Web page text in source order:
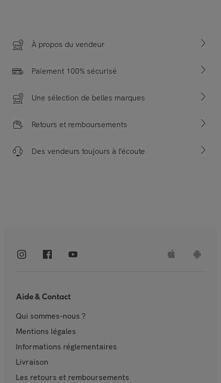
À propos du vendeur
Paiement 100% sécurisé
Une sélection de belles marques
Retours et remboursements
Des vendeurs toujours à l’écoute
Aide & Contact
Qui sommes-nous ?
Mentions légales
Informations réglementaires
Livraison
Les retours et remboursements